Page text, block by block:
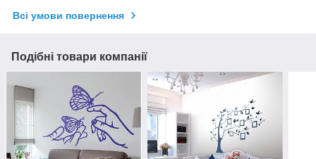
Всі умови повернення
Подібні товари компанії